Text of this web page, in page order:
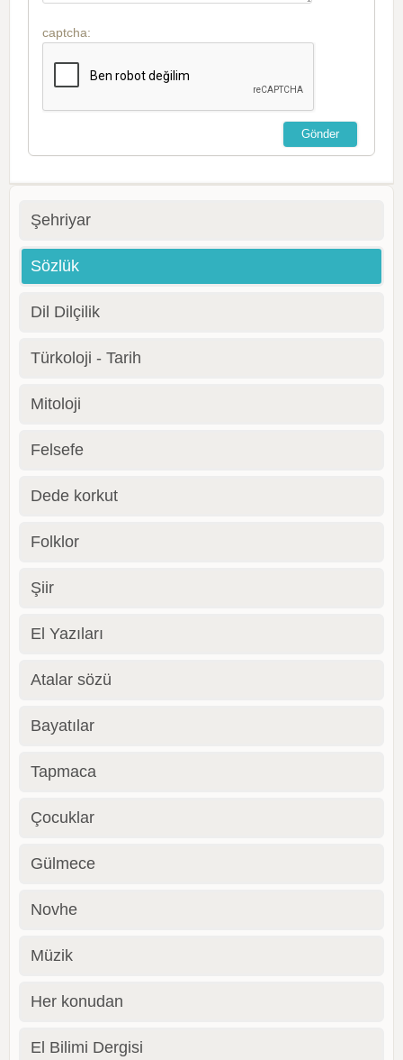
captcha:
Şehriyar
Sözlük
Dil Dilçilik
Türkoloji - Tarih
Mitoloji
Felsefe
Dede korkut
Folklor
Şiir
El Yazıları
Atalar sözü
Bayatılar
Tapmaca
Çocuklar
Gülmece
Novhe
Müzik
Her konudan
El Bilimi Dergisi